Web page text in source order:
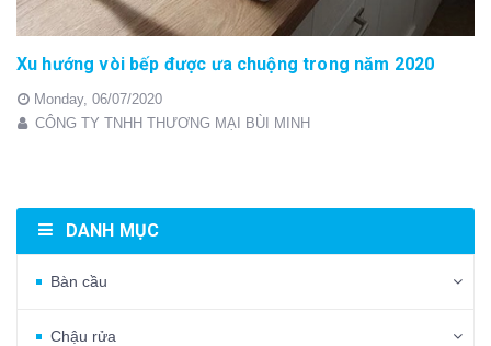
Xu hướng vòi bếp được ưa chuộng trong năm 2020
Monday, 06/07/2020
CÔNG TY TNHH THƯƠNG MẠI BÙI MINH
DANH MỤC
Bàn cầu
Chậu rửa